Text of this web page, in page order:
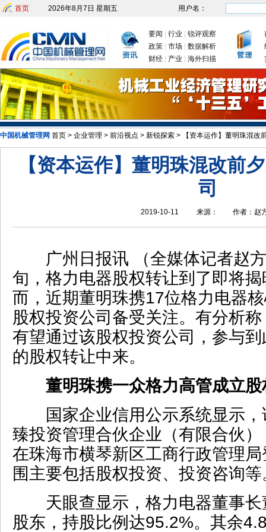
首页 2026年8月7日 星期五 用户名：
要闻 行业
锐评观察
政策
市场
数据解析
财经
产业 海外扫描
中国机械管理网 首页 > 企业管理 > 前沿视点 > 新锐探索 > 【资本运作】董明珠混改
发改委：九大举措有序推动企业复
【资本运作】董明珠混改前
司
2019-10-11 来源： 作者： 赵
广州日报讯 （全媒体记者赵方
旬，格力电器股权转让到了即将
而，近期董明珠携17位格力电器
股权投资公司备受关注。有分析
有望通过该股权投资公司，参与
的股权转让中来。
董明珠携一众格力高管成立
国家企业信用公示系统显示，
臻投资管理合伙企业（有限合伙
在珠海市横琴新区工商行政管理
围主要包括股权投资、投资咨询等
天眼查显示，格力电器董事长
股东，持股比例达95.2%。其余